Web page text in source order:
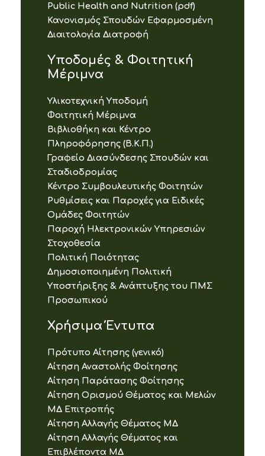
Public Health and Nutrition (pdf)
Κανονισμός Σπουδών Εφαρμοσμένη
Διαιτολογία Διατροφή
Υποδομές & Φοιτητική
Μέριμνα
Υλικοτεχνική Υποδομή
Φοιτητική Μέριμνα
Βιβλιοθήκη και Κέντρο
Πληροφόρησης (Β.Κ.Π.)
Γραφείο Διασύνδεσης Σπουδών και
Σταδιοδρομίας
Κέντρο Συμβουλευτικής Φοιτητών
Ρυθμίσεις και Παροχές για Ειδικές
Ομάδες Φοιτητών
Παροχή Ηλεκτρονικών Υπηρεσιών
Στοχοθεσία
Πολιτική Ποιότητας
Δημοσιοποιημένη Πολιτική
Υποστήριξης & Ανάπτυξης του ΠΜΣ
Προσωπικού
Χρήσιμα Έντυπα
Πρότυπο Αίτησης (γενικό)
Αίτηση Αναστολής Φοίτησης
Αίτηση Παράτασης Φοίτησης
Αίτηση Ορισμού Θέματος και Μελών
ΜΔ Επιτροπής
Αίτηση Αλλαγής Θέματος ΜΔ
Αίτηση Αλλαγής Θέματος και
Επιβλέποντα ΜΔ